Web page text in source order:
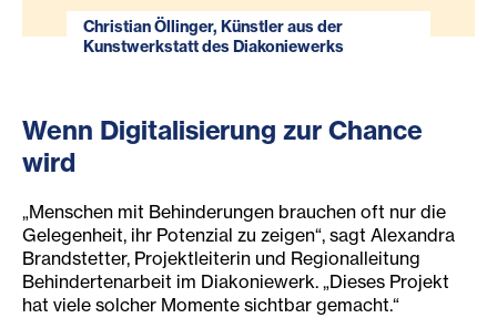
Christian Öllinger, Künstler aus der
Kunstwerkstatt des Diakoniewerks
Wenn Digitalisierung zur Chance
wird
„Menschen mit Behinderungen brauchen oft nur die
Gelegenheit, ihr Potenzial zu zeigen“, sagt Alexandra
Brandstetter, Projektleiterin und Regionalleitung
Behindertenarbeit im Diakoniewerk. „Dieses Projekt
hat viele solcher Momente sichtbar gemacht.“